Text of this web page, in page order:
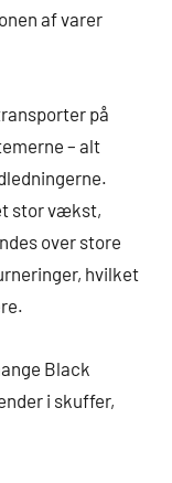
af varer
på
– alt
stor vækst,
over store
hvilket
Black
i skuffer,